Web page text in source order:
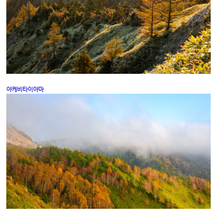
야케비타이야마